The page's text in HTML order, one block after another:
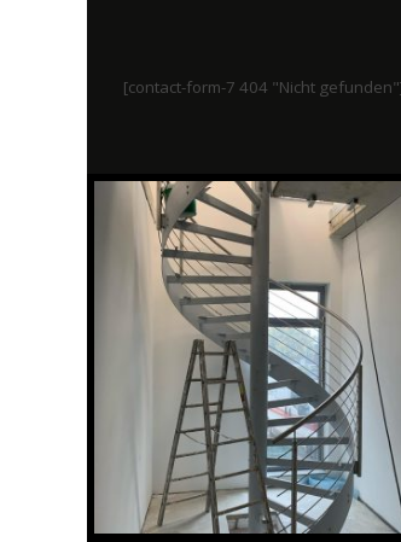
[contact-form-7 404 "Nicht